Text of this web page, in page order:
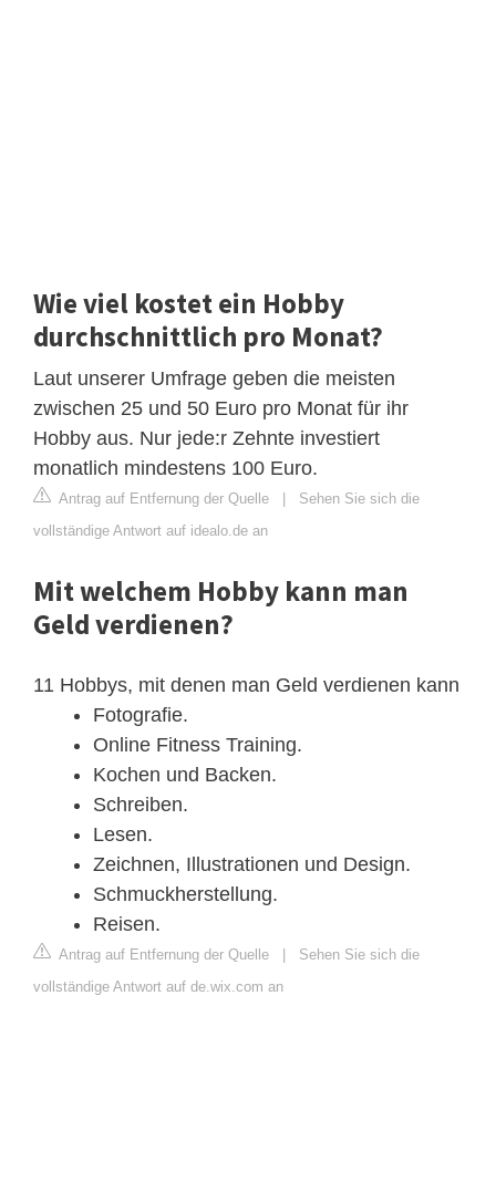
Wie viel kostet ein Hobby
durchschnittlich pro Monat?
Laut unserer Umfrage geben die meisten
zwischen 25 und 50 Euro pro Monat für ihr
Hobby aus. Nur jede:r Zehnte investiert
monatlich mindestens 100 Euro.
Antrag auf Entfernung der Quelle
Sehen Sie sich die
vollständige Antwort auf idealo.de an
Mit welchem Hobby kann man
Geld verdienen?
11 Hobbys, mit denen man Geld verdienen kann
Fotografie.
Online Fitness Training.
Kochen und Backen.
Schreiben.
Lesen.
Zeichnen, Illustrationen und Design.
Schmuckherstellung.
Reisen.
Antrag auf Entfernung der Quelle
Sehen Sie sich die
vollständige Antwort auf de.wix.com an